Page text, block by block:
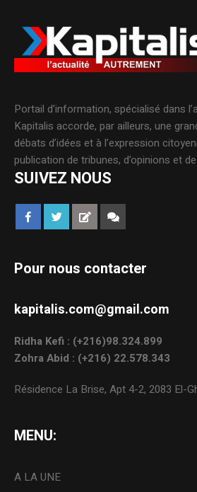
Portail d’information, spécialisé dans
Kapitalis accorde, par ailleurs, une
débats d’idées et à l’expression
publication de tribunes, d’opinions et
SUIVEZ NOUS
Pour nous contacter
kapitalis.com@gmail.com
Ridha Kefi : (+216)98.324.899
Zohra Abid : (+216) 22.578.343
Résidence La Brise, Apt 4-2, 2083 El-
MENU:
A LA UNE